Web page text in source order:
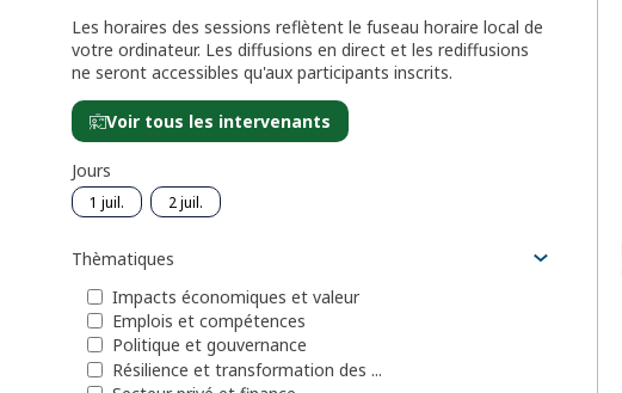
Les horaires des sessions reflètent le fuseau horaire local de
votre ordinateur. Les diffusions en direct et les rediffusions
ne seront accessibles qu'aux participants inscrits.
Voir tous les intervenants
Jours
1 juil. 2 juil.
Thèmatiques
Impacts économiques et valeur
Emplois et compétences
Politique et gouvernance
Résilience et transformation des ...